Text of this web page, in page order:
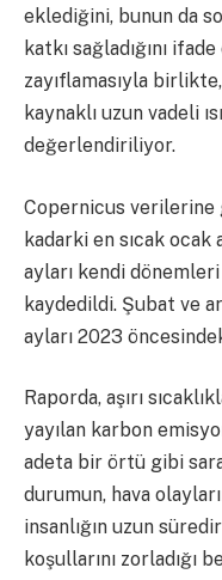
eklediğini, bunun da
katkı sağladığını
zayıflamasıyla
kaynaklı uzun vadeli
değerlendiriliyor.
Copernicus verilerine
kadarki en sıcak ocak
ayları kendi
kaydedildi. Şubat ve
ayları 2023
Raporda, aşırı
yayılan karbon
adeta bir örtü gibi
durumun, hava
insanlığın uzun
koşullarını zorladığı